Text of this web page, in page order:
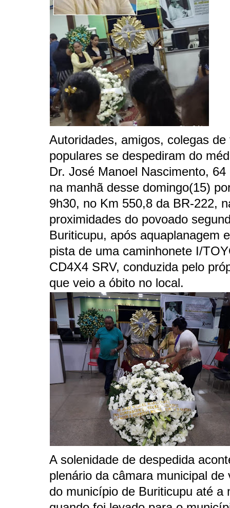
Autoridades, amigos, colegas de
populares se despediram do
Dr. José Manoel Nascimento,
na manhã desse domingo(15)
9h30, no Km 550,8 da BR-222,
proximidades do povoado
Buriticupu, após aquaplanagem
pista de uma caminhonete I/
CD4X4 SRV, conduzida pelo
que veio a óbito no local.
A solenidade de despedida
plenário da câmara municipal de
do município de Buriticupu até a